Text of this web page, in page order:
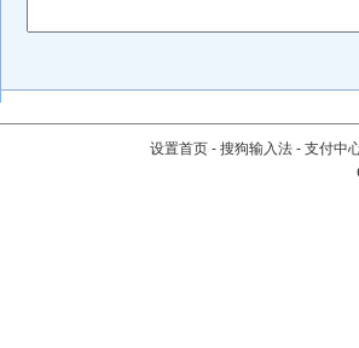
设置首页 - 搜狗输入法 - 支付中